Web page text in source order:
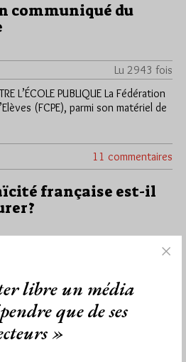
communiqué du
Lu 2943 fois
L’ÉCOLE PUBLIQUE La Fédération
(FCPE), parmi son matériel de
11 commentaires
française est-il
Lu 171 fois
et
libre un média
que de ses
»